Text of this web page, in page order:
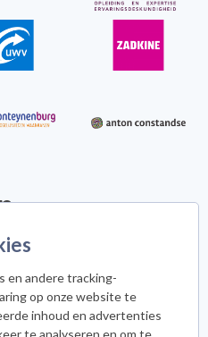
en andere tracking-
op onze website te
inhoud en advertenties
te analyseren en om te
-Disclaimer